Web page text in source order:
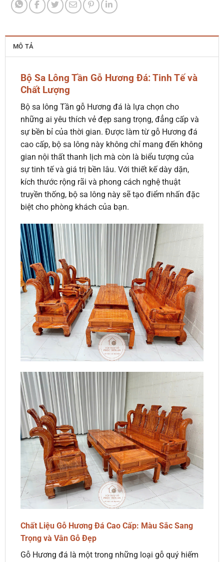
MÔ TẢ
Bộ Sa Lông Tần Gỗ Hương Đá: Tinh Tế và
Chất Lượng
Bộ sa lông Tần gỗ Hương đá là lựa chọn cho
những ai yêu thích vẻ đẹp sang trọng, đẳng cấp và
sự bền bỉ của thời gian. Được làm từ gỗ Hương đá
cao cấp, bộ sa lông này không chỉ mang đến không
gian nội thất thanh lịch mà còn là biểu tượng của
sự tinh tế và giá trị bền lâu. Với thiết kế dày dặn,
kích thước rộng rãi và phong cách nghệ thuật
truyền thống, bộ sa lông này sẽ tạo điểm nhấn đặc
biệt cho phòng khách của bạn.
Chất Liệu Gỗ Hương Đá Cao Cấp: Màu Sắc Sang
Trọng và Vân Gỗ Đẹp
Gỗ Hương đá là một trong những loại gỗ quý hiếm